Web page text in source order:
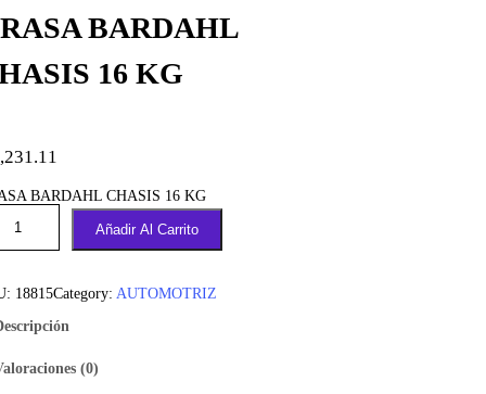
BARDAHL
16 KG
BARDAHL CHASIS 16 KG
Añadir Al Carrito
18815Category: AUTOMOTRIZ
(0)